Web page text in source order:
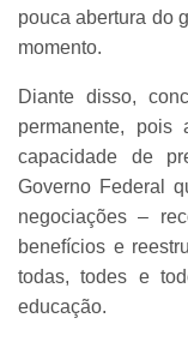
pouca abertura do
momento.
Diante disso,
permanente, pois
capacidade de
Governo Federal
negociações –
benefícios e
todas, todes e
educação.